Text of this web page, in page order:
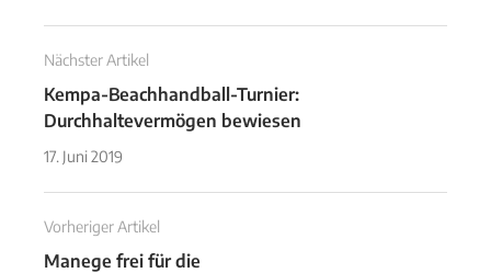
Nächster Artikel
Kempa-Beachhandball-Turnier:
Durchhaltevermögen bewiesen
17. Juni 2019
Vorheriger Artikel
Manege frei für die